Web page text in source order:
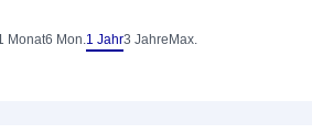
Monat6 Mon.1 Jahr3 Jahre Max.